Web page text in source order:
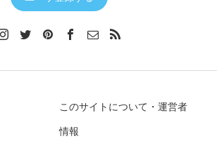
このサイトについて・運営者
情報